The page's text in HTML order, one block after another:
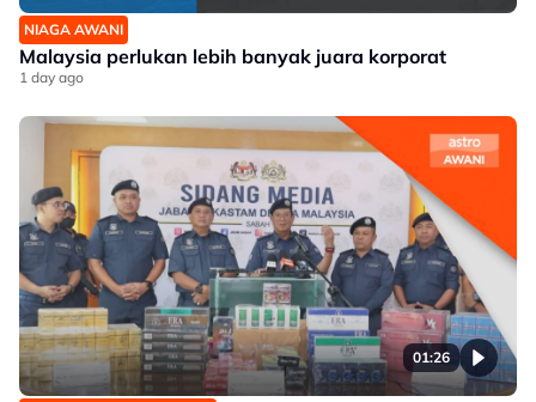
NIAGA AWANI
Malaysia perlukan lebih banyak juara korporat
1 day ago
01:26